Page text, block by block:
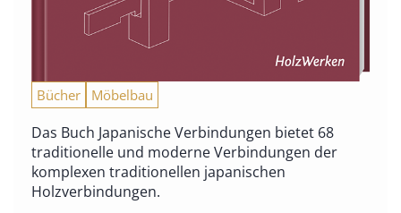
Bücher Möbelbau
Das Buch Japanische Verbindungen bietet 68
traditionelle und moderne Verbindungen der
komplexen traditionellen japanischen
Holzverbindungen.